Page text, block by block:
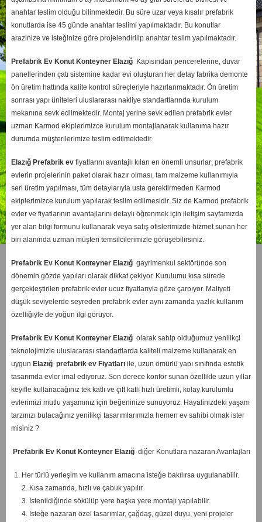
anahtar teslim olduğu bilinmektedir. Bu süre uzar veya kısalır prefabrik
konutlarda ise 45 günde anahtar teslimi yapılmaktadır. Bu konutlar
arazinize ve isteğinize göre projelendirilip anahtar teslim yapılmaktadır.
Prefabrik Ev Konut Konteyner ElazığKapısından pencerelerine, duvar
panellerinden çatı sistemine kadar evi oluşturan her detay fabrika demonte
ön üretim hattında kalite kontrol süreçleriyle hazırlanmaktadır. Ön üretim
sonrası yapı üniteleri uluslararası nakliye standartlarında kurulum
mekanına sevk edilmektedir. Montaj yerine sevk edilen prefabrik evler
uzman Karmod ekiplerimizce kurulum montajlanarak kullanıma hazır
durumda müşterilerimize teslim edilmektedir.
ElazığPrefabrik evfiyatlarını avantajlı kılan en önemli unsurlar; prefabrik
evlerin projelerinin paket olarak hazır olması, tam malzeme kullanımıyla
seri üretim yapılması, tüm detaylarıyla usta gerektirmeden Karmod
ekiplerimizce kurulum yapılarak teslim edilmesidir. Siz de Karmod prefabrik
evler ve fiyatlarının avantajlarını detaylı öğrenmek için iletişim sayfamızda
yer alan bilgi formunu kullanarak veya satış ofislerimizde hizmet sunan her
biri alanında uzman müşteri temsilcilerimizle görüşebilirsiniz.
Prefabrik Ev Konut Konteyner Elazığgayrimenkul sektöründe son
dönemin gözde yapıları olarak dikkat çekiyor. Kurulumu kısa sürede
gerçekleştirilen prefabrik evler ucuz fiyatlarıyla göze çarpıyor. Maliyeti
düşük seviyelerde seyreden prefabrik evler aynı zamanda yazlık kullanım
özelliğiyle de yoğun ilgi görüyor.
Prefabrik Ev Konut Konteyner Elazığolarak sahip olduğumuz yenilikçi
teknolojimizle uluslararası standartlarda kaliteli malzeme kullanarak en
uygun Elazığprefabrik ev Fiyatları ile, uzun ömürlü yapı sınıfında estetik
tasarımda evler imal ediyoruz. Son derece konfor sunan özellikte uzun yıllar
keyifle kullanacağınız tek katlı ve çift katlı hızlı üretimli, kolay kurulumlu
evlerimizi mutlu yaşamınız için beğeninize sunuyoruz. Hayalinizdeki yaşam
tarzınızı bulacağınız yenilikçi tasarımlarımızla hemen ev sahibi olmak ister
misiniz ?
Prefabrik Ev Konut Konteyner Elazığdiğer Konutlara nazaran Avantajları
Her türlü yerleşim ve kullanım amacına isteğe bakılırsa uygulanabilir.
2. Kısa zamanda, hızlı ve çabuk yapılır.
3. İstenildiğinde sökülüp yere başka yere montajı yapılabilir.
4. İsteğe nazaran özel tasarımlar, çağdaş, güzel duyu, yeni projeler